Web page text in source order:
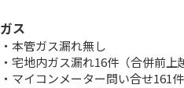
ガス
・本管ガス漏れ無し
・宅地内ガス漏れ16件（合併前
・マイコンメーター問い合せ161